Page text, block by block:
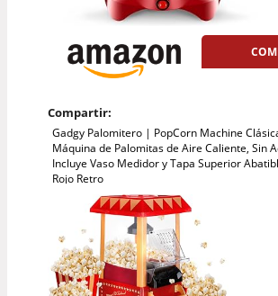
Compartir:
Gadgy Palomitero | PopCorn Machine
Máquina de Palomitas de Aire Caliente, Sin
Incluye Vaso Medidor y Tapa Superior
Rojo Retro